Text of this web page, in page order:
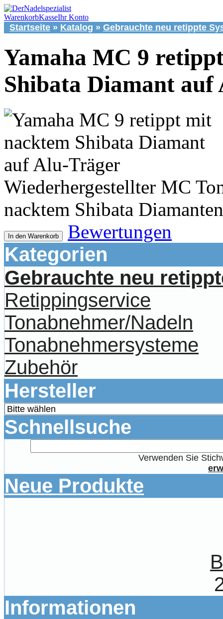
WarenkorbKasseIhr Konto
Startseite » Katalog » Gebrauchte neu retippte
Yamaha MC 9
Shibata Diamant auf
Wiederhergestellter MC
nacktem Shibata
In den Warenkorb Bewertungen
Kategorien
Gebrauchte neu
Retippingservice
Tonabnehmer/Nadeln
Tonabnehmersysteme
Zubehör
Hersteller
Schnellsuche
Verwenden Sie
Neue Produkte
Informationen